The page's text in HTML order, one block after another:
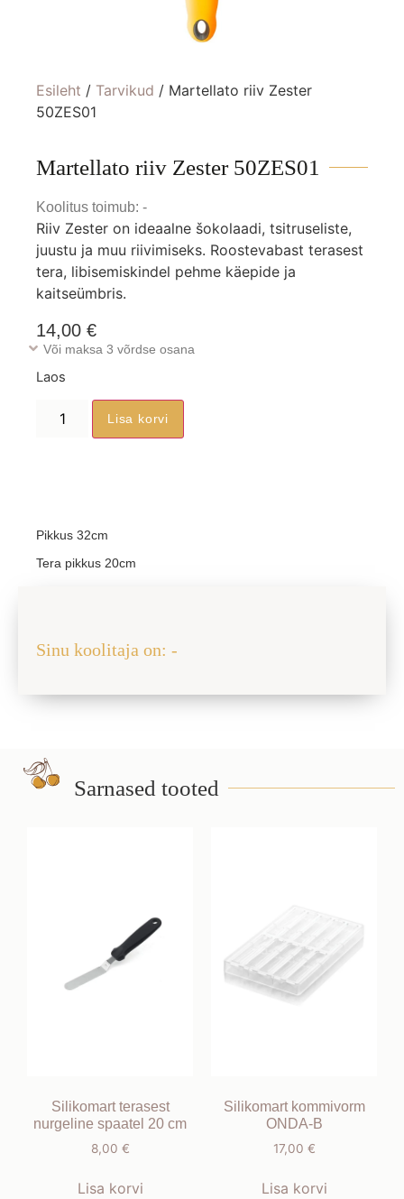
Esileht / Tarvikud / Martellato riiv Zester
50ZES01
Martellato riiv Zester 50ZES01
Koolitus toimub: -
Riiv Zester on ideaalne šokolaadi, tsitruseliste,
juustu ja muu riivimiseks. Roostevabast terasest
tera, libisemiskindel pehme käepide ja
kaitseümbris.
14,00 €
Või maksa 3 võrdse osana
Laos
Lisa korvi
Pikkus 32cm
Tera pikkus 20cm
Sinu koolitaja on: -
Sarnased tooted
Silikomart terasest
nurgeline spaatel 20 cm
8,00 €
Lisa korvi
Silikomart kommivorm
ONDA-B
17,00 €
Lisa korvi